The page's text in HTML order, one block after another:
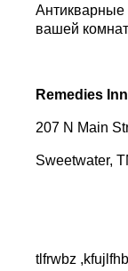
Антикварные
вашей
Remedies Inn
207 N Main
Sweetwater,
tlfrwbz